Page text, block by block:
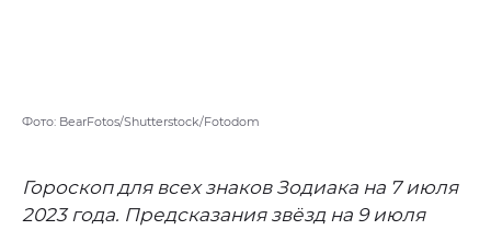
Фото: BearFotos/Shutterstock/Fotodom
Гороскоп для всех знаков Зодиака на 7 июля
2023 года. Предсказания звёзд на 9 июля